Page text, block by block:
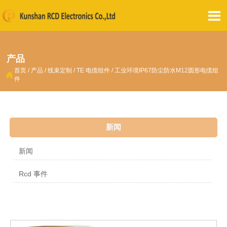

产品
 首页 / 产品 /线束定制 /TE 电缆组件 /工业环境IP67防尘防水M12圆形电缆组
件
新闻
新闻
Rcd 事件